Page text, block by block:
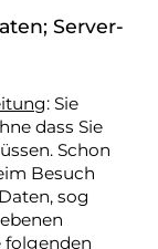
Server-
: Sie
dass Sie
Schon
Besuch
sog
folgenden